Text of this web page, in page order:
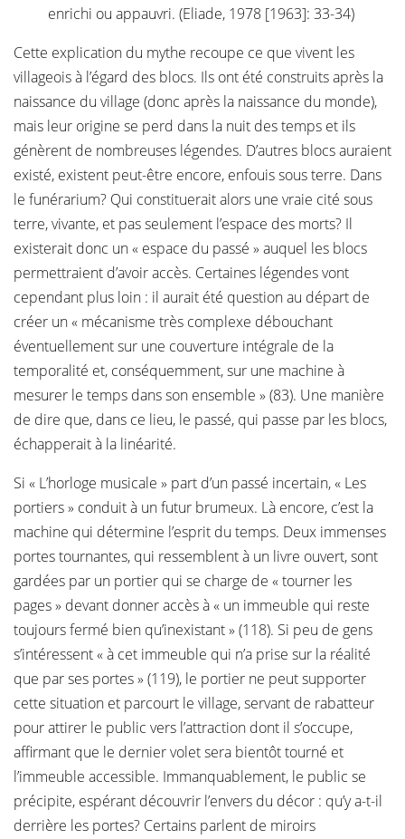
enrichi ou appauvri. (Eliade, 1978 [1963]: 33-34)
Cette explication du mythe recoupe ce que vivent les
villageois à l’égard des blocs. Ils ont été construits après la
naissance du village (donc après la naissance du monde),
mais leur origine se perd dans la nuit des temps et ils
génèrent de nombreuses légendes. D’autres blocs auraient
existé, existent peut-être encore, enfouis sous terre. Dans
le funérarium? Qui constituerait alors une vraie cité sous
terre, vivante, et pas seulement l’espace des morts? Il
existerait donc un « espace du passé » auquel les blocs
permettraient d’avoir accès. Certaines légendes vont
cependant plus loin : il aurait été question au départ de
créer un « mécanisme très complexe débouchant
éventuellement sur une couverture intégrale de la
temporalité et, conséquemment, sur une machine à
mesurer le temps dans son ensemble » (83). Une manière
de dire que, dans ce lieu, le passé, qui passe par les blocs,
échapperait à la linéarité.
Si « L’horloge musicale » part d’un passé incertain, « Les
portiers » conduit à un futur brumeux. Là encore, c’est la
machine qui détermine l’esprit du temps. Deux immenses
portes tournantes, qui ressemblent à un livre ouvert, sont
gardées par un portier qui se charge de « tourner les
pages » devant donner accès à « un immeuble qui reste
toujours fermé bien qu’inexistant » (118). Si peu de gens
s’intéressent « à cet immeuble qui n’a prise sur la réalité
que par ses portes » (119), le portier ne peut supporter
cette situation et parcourt le village, servant de rabatteur
pour attirer le public vers l’attraction dont il s’occupe,
affirmant que le dernier volet sera bientôt tourné et
l’immeuble accessible. Immanquablement, le public se
précipite, espérant découvrir l’envers du décor : qu’y a-t-il
derrière les portes? Certains parlent de miroirs